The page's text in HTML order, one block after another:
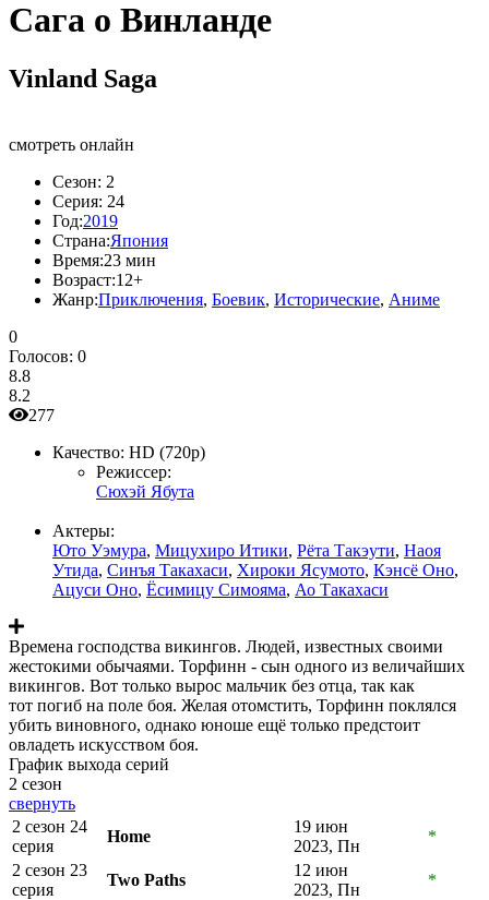
Сага о Винланде
Vinland Saga
смотреть онлайн
Сезон: 2
Серия: 24
Год:2019
Страна:Япония
Время:23 мин
Возраст:12+
Жанр:Приключения, Боевик, Исторические, Аниме
0
Голосов: 0
8.8
8.2
277
Качество: HD (720p)
Режиссер:
Сюхэй Ябута
Актеры:
Юто Уэмура, Мицухиро Итики, Рёта Такэути, Наоя
Утида, Синъя Такахаси, Хироки Ясумото, Кэнсё Оно,
Ацуси Оно, Ёсимицу Симояма, Ао Такахаси
Времена господства викингов. Людей, известных своими
жестокими обычаями. Торфинн - сын одного из величайших
викингов. Вот только вырос мальчик без отца, так как
тот погиб на поле боя. Желая отомстить, Торфинн поклялся
убить виновного, однако юноше ещё только предстоит
овладеть искусством боя.
График выхода серий
2 сезон
свернуть
2 сезон 24
серия
Home
19 июн
2023, Пн
*
2 сезон 23
серия
Two Paths
12 июн
2023, Пн
*